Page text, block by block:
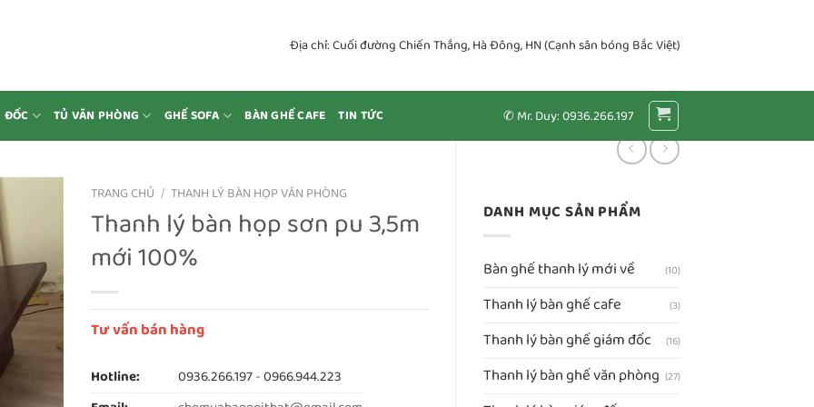
Địa chỉ: Cuối đường Chiến Thắng, Hà Đông, HN (Cạnh sân bóng Bắc Việt)
ĐỐC TỦ VĂN PHÒNG GHẾ SOFA BÀN GHẾ CAFE TIN TỨC ✆ Mr. Duy: 0936.266.197
DANH MỤC SẢN PHẨM
Bàn ghế thanh lý mới về (10)
Thanh lý bàn ghế cafe (3)
Thanh lý bàn ghế giám đốc (16)
Thanh lý bàn ghế văn phòng (27)
TRANG CHỦ / THANH LÝ BÀN HỌP VĂN PHÒNG
Thanh lý bàn họp sơn pu 3,5m
mới 100%
Tư vấn bán hàng
Hotline: 0936.266.197-0966.944.223